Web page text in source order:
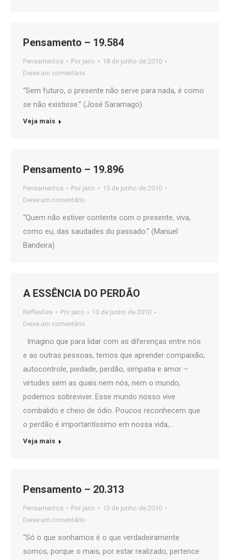
Pensamento – 19.584
Pensamentos Por jairo
18 de junho de 2010
Deixe um comentário
“Sem futuro, o presente não serve para nada, é como
se não existisse.” (José Saramago)
Veja mais
Pensamento – 19.896
Pensamentos Por jairo
15 de junho de 2010
Deixe um comentário
“Quem não estiver contente com o presente, viva,
como eu, das saudades do passado.” (Manuel
Bandeira)
A ESSÊNCIA DO PERDÃO
Reflexões Por jairo
13 de junho de 2010
Deixe um comentário
Imagino que para lidar com as diferenças entre nós
e as outras pessoas, temos que aprender compaixão,
autocontrole, piedade, perdão, simpatia e amor –
virtudes sem as quais nem nós, nem o mundo,
podemos sobreviver. Esse mundo nosso vive
combalido e cheio de ódio. Poucos reconhecem que
o perdão é importantíssimo em nossa vida,…
Veja mais
Pensamento – 20.313
Pensamentos Por jairo
13 de junho de 2010
Deixe um comentário
“Só o que sonhamos é o que verdadeiramente
somos, porque o mais, por estar realizado, pertence